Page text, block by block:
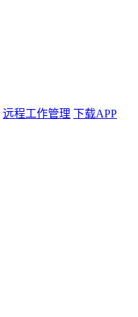
远程工作管理 下载APP